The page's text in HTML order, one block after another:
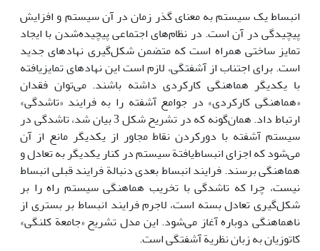
انبساط یک سیستم به معنای گذر زمان در آن سیستم و افزایش
پیچیدگی در آن است. در نظام‌های اجتماعی پیچیده‌شدن با ایجاد
تمایز ساختی همراه است که متضمن شکل‌گیری نهادهای جدید
است. برای اجتناب از آشفتگی، لازم است این نهادهای تمایزیافته
با یکدیگر هماهنگی کارکردی داشته باشند. می‌توان فقدان
«هماهنگی کارکردی» در جوامع آشفته را به فرایند «تاشدگی»
ارتباط داد. همان‌گونه که در تشریح شکل 3 بیان شد، تاشدگی در
سیستم آشفته با دورکردن نقاط مجاور از یکدیگر مانع از آن
می‌شود که اجزای انبساط‌یافتة‌ سیستم در کنار یکدیگر به تعادل و
هماهنگی برسند. فرایند انبساط بعدی دنبالة فرایند قبلی انبساط
نیست، چرا که تاشدگی با تخریب هماهنگی سیستم راه را بر
شکل‌گیری تعادل بسته است، لاجرم فرایند انبساط بر بستری از
ناهماهنگی دوباره آغاز می‌شود. این مدل تشریح «جامعة کلنگی»
کاتوزیان به زبان نظریة آشفتگی است.